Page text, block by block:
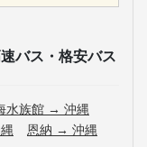
バス・格安バス
水族館 → 沖縄
恩納 → 沖縄